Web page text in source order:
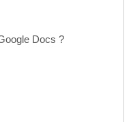
Docs ?